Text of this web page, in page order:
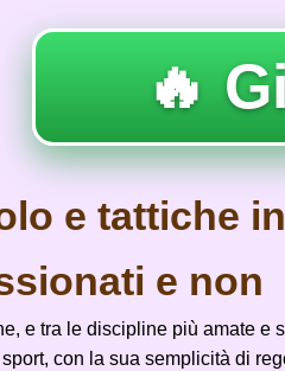
🔥
e tattiche
e non
e tra le discipline più amate
con la sua semplicità di